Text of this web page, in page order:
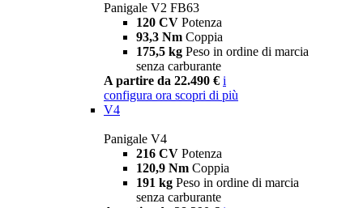
Panigale V2 FB63
120 CV Potenza
93,3 Nm Coppia
175,5 kg Peso in ordine di marcia
senza carburante
A partire da 22.490 € i
configura ora scopri di più
V4
Panigale V4
216 CV Potenza
120,9 Nm Coppia
191 kg Peso in ordine di marcia
senza carburante